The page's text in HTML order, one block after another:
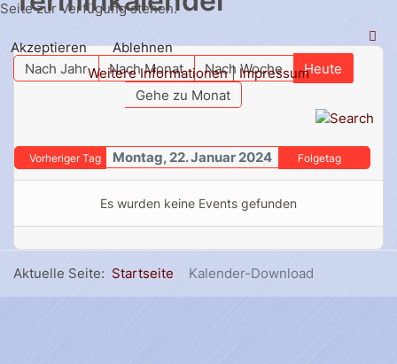
Nach Jahr Nach Monat Nach Woche
Heute
Gehe zu Monat
Vorheriger Tag Montag, 22. Januar 2024 Folgetag
Es wurden keine Events gefunden
Aktuelle Seite: Startseite Kalender-Download
Seite zur Verfügung stehen.
Akzeptieren
Ablehnen
Weitere Informationen| Impressum